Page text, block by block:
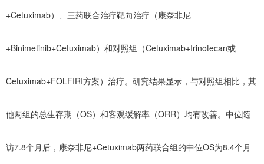
+Cetuximab）、三药联合治疗靶向治疗（康奈非尼
+Binimetinib+Cetuximab）和对照组（Cetuximab+Irinotecan或
Cetuximab+FOLFIRI方案）治疗。研究结果显示，与对照组相比，其
他两组的总生存期（OS）和客观缓解率（ORR）均有改善。中位随
访7.8个月后，康奈非尼+Cetuximab两药联合组的中位OS为8.4个月